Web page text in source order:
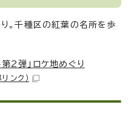
。千種区の紅葉の名所を歩
2弾」ロケ地めぐり
リンク）